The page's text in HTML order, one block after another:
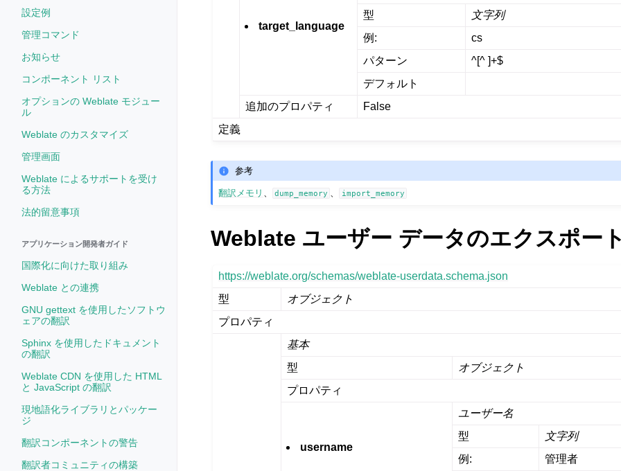
設定例
管理コマンド
お知らせ
コンポーネント リスト
オプションの Weblate モジュー
ル
Weblate のカスタマイズ
管理画面
Weblate によるサポートを受け
る方法
法的留意事項
アプリケーション開発者ガイド
国際化に向けた取り組み
Weblate との連携
GNU gettext を使用したソフトウ
ェアの翻訳
Sphinx を使用したドキュメント
の翻訳
Weblate CDN を使用した HTML
と JavaScript の翻訳
現地語化ライブラリとパッケー
ジ
翻訳コンポーネントの警告
翻訳者コミュニティの構築
target_language
型
文字列
例:
cs
パターン
^[^ ]+$
デフォルト
追加のプロパティ
False
定義
参考
翻訳メモリ dump_memory import_memory
Weblate ユーザー データのエクスポー
https://weblate.org/schemas/weblate-userdata.schema.json
型
オブジェクト
プロパティ
基本
型
オブジェクト
プロパティ
username
ユーザー名
型
文字列
例:
管理者